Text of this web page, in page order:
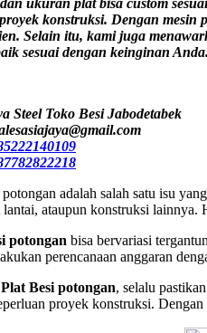
ukuran plat bisa custom
konstruksi. Dengan mesin
Selain itu, kami juga
sesuai dengan keinginan Anda.
Steel Toko Besi Jabodetabek
adalah salah satu isu
lantai, ataupun konstruksi lainnya.
potongan bisa bervariasi
perencanaan anggaran
Plat Besi potongan, selalu
proyek konstruksi.